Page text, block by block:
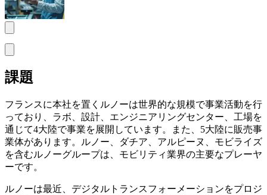
課題
フランスに本社を置くルノーは世界的な規模で事業活動を行
っており、ラボ、設計、エンジニアリングセンター、工場を
通じて4大陸で事業を展開しています。また、5大陸に販売事
業体があります。ルノー、ダチア、アルピーヌ、モビライズ
を含むルノーグループは、モビリティ業界の主要なプレーヤ
ーです。
ルノーは最近、デジタルトランスフォーメーションをプロジ